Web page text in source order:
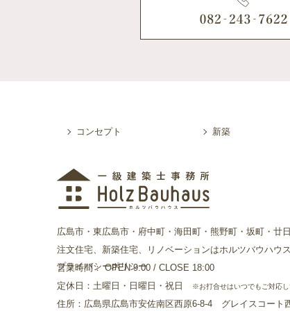
コンセプト 新築
広島市・東広島市・府中町・海田町・熊野町・坂町・廿
注文住宅、新築住宅、リノベーションはホルツバウハウ
営業時間： OPEN 9:00 / CLOSE 18:00
定休日：土曜日・日曜日・祝日
※お打合せはいつでもご対応し
住所：広島県広島市安佐南区西原6-8-4 グレイスコート
プライバシーポリシー